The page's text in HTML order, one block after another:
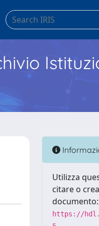
Utilizza
citare o
documento:
https://